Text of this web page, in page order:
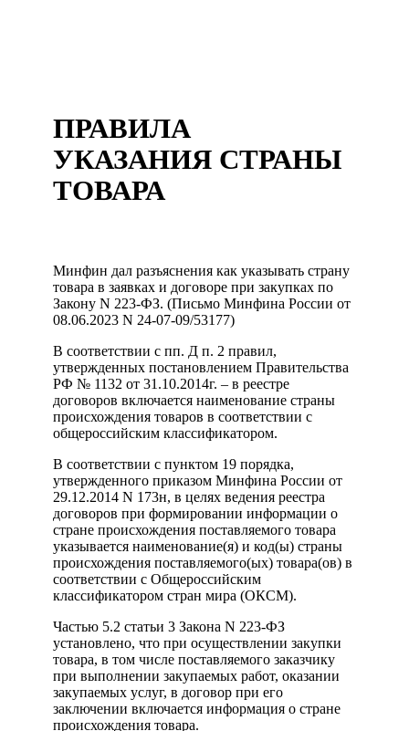
ПРАВИЛА
УКАЗАНИЯ СТРАНЫ
ТОВАРА
Минфин дал разъяснения как указывать страну
товара в заявках и договоре при закупках по
Закону N 223-ФЗ. (Письмо Минфина России от
08.06.2023 N 24-07-09/53177)
В соответствии с пп. Д п. 2 правил,
утвержденных постановлением Правительства
РФ № 1132 от 31.10.2014г. – в реестре
договоров включается наименование страны
происхождения товаров в соответствии с
общероссийским классификатором.
В соответствии с пунктом 19 порядка,
утвержденного приказом Минфина России от
29.12.2014 N 173н, в целях ведения реестра
договоров при формировании информации о
стране происхождения поставляемого товара
указывается наименование(я) и код(ы) страны
происхождения поставляемого(ых) товара(ов) в
соответствии с Общероссийским
классификатором стран мира (ОКСМ).
Частью 5.2 статьи 3 Закона N 223-ФЗ
установлено, что при осуществлении закупки
товара, в том числе поставляемого заказчику
при выполнении закупаемых работ, оказании
закупаемых услуг, в договор при его
заключении включается информация о стране
происхождения товара.